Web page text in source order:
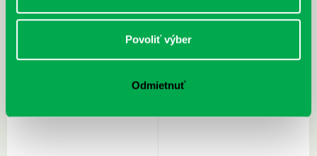
Povoliť výber
Odmietnuť
Rudź, Przemyslaw: Atlas hviezd:
Sprievodca po hviezdnej oblohe
Hardy, Paula: Japonsko na tanieri:
kompletný sprievodca